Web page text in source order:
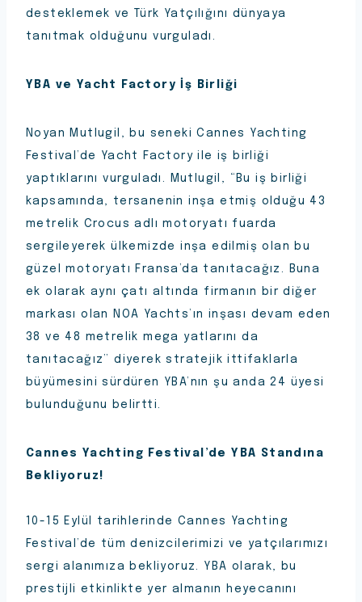
desteklemek ve Türk Yatçılığını dünyaya
tanıtmak olduğunu vurguladı.
YBA ve Yacht Factory İş Birliği
Noyan Mutlugil, bu seneki Cannes Yachting
Festival’de Yacht Factory ile iş birliği
yaptıklarını vurguladı. Mutlugil, “Bu iş birliği
kapsamında, tersanenin inşa etmiş olduğu 43
metrelik Crocus adlı motoryatı fuarda
sergileyerek ülkemizde inşa edilmiş olan bu
güzel motoryatı Fransa’da tanıtacağız. Buna
ek olarak aynı çatı altında firmanın bir diğer
markası olan NOA Yachts’ın inşası devam eden
38 ve 48 metrelik mega yatlarını da
tanıtacağız” diyerek stratejik ittifaklarla
büyümesini sürdüren YBA’nın şu anda 24 üyesi
bulunduğunu belirtti.
Cannes Yachting Festival’de YBA Standına
Bekliyoruz!
10-15 Eylül tarihlerinde Cannes Yachting
Festival’de tüm denizcilerimizi ve yatçılarımızı
sergi alanımıza bekliyoruz. YBA olarak, bu
prestijli etkinlikte yer almanın heyecanını